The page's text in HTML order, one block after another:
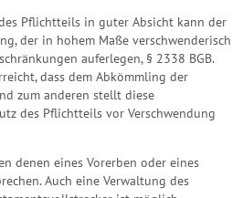
Pflichtteils in guter Absicht kann der
der in hohem Maße verschwenderisch
auferlegen, § 2338 BGB.
dass dem Abkömmling der
zum anderen stellt diese
des Pflichtteils vor Verschwendung
denen eines Vorerben oder eines
Auch eine Verwaltung des